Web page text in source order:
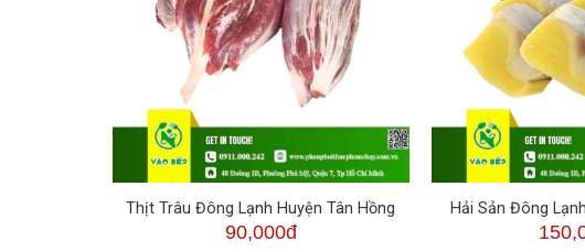
Thịt Trâu Đông Lạnh Huyện Tân Hồng
90,000đ
Hải Sản Đông